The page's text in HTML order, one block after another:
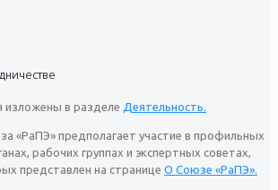
изложены в разделе Деятельность.
«РаПЭ» предполагает участие в профильных
рабочих группах и экспертных советах,
представлен на странице О Союзе «РаПЭ».